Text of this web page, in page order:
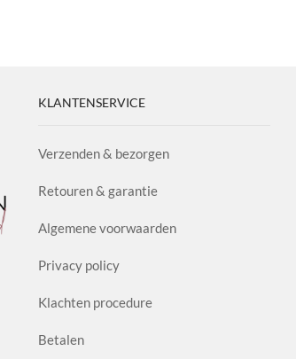
KLANTENSERVICE
Verzenden & bezorgen
Retouren & garantie
Algemene voorwaarden
Privacy policy
Klachten procedure
Betalen